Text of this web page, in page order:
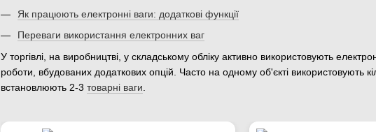
Як працюють електронні ваги: додаткові функції
Переваги використання електронних ваг
У торгівлі, на виробництві, у складському обліку активно використовують
роботи, вбудованих додаткових опцій. Часто на одному об'єкті використовують
встановлюють 2-3 товарні ваги